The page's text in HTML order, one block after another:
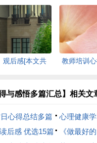
共3271字]
[
观后感[本文共
教师培训
与感悟多篇汇总】相关文
心得总结多篇
心理健康
5641字]
后感 优选15篇
《做最好